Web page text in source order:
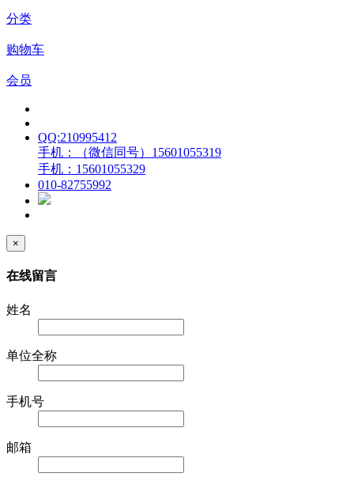
分类
购物车
会员
QQ:210995412
手机：（微信同号）15601055319
手机：15601055329
010-82755992
×
在线留言
姓名
单位全称
手机号
邮箱